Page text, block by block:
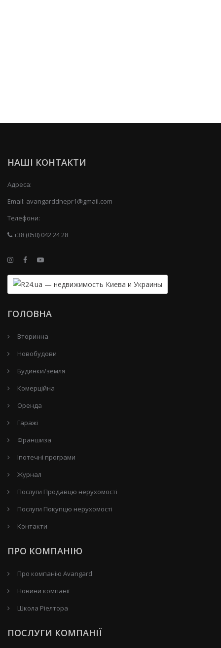
НАШІ КОНТАКТИ
Адреса:
Email: avangarddnepr1@gmail.com
Телефони:
+38 (050) 042 24 28
ГОЛОВНА
Вторинна
Новобудови
Будинки/земля
Комерційна
Оренда
Гаражі
Франшиза
Іпотечні програми
Журнал
Послуги Продавцю нерухомості
Послуги Покупцю нерухомості
Контакти
ПРО КОМПАНІЮ
Про компанію Avangard
Новини компанії
Школа Ріелтора
ПОСЛУГИ КОМПАНІЇ